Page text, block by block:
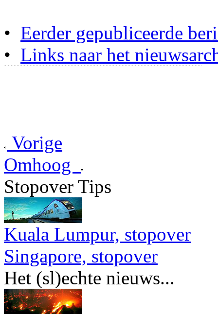
• Eerder gepubliceerde
• Links naar het
Vorige
Omhoog
Stopover Tips
Kuala Lumpur, stopover
Singapore, stopover
Het (sl)echte nieuws...